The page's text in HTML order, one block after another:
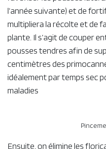
Exemple de taille de
En ce qui concerne les
primocannes pendant la
favoriser les pousses
multipliera la récolte et de